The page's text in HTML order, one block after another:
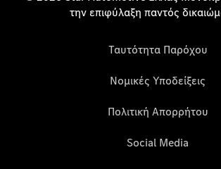
την επιφύλαξη παντός
Ταυτότητα Παρόχου
Νομικές Υποδείξεις
Πολιτική Απορρήτου
Social Media